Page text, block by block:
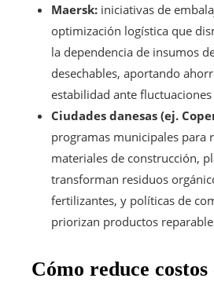
Maersk: iniciativas de
optimización logística que
la dependencia de insumos
desechables, aportando
estabilidad ante
Ciudades danesas (ej.
programas municipales para
materiales de construcción,
transforman residuos
fertilizantes, y políticas de
priorizan productos
Cómo reduce costos